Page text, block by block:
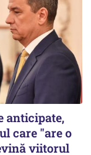
anticipate,
care "are o
viitorul